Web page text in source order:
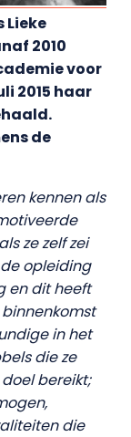
Lieke
2010
voor
2015 haar
de
kennen als
ze zelf zei
opleiding
en dit heeft
in het
die ze
bereikt;
die